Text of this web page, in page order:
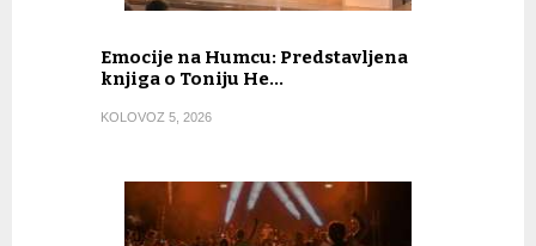
Emocije na Humcu: Predstavljena
knjiga o Toniju He…
KOLOVOZ 5, 2026